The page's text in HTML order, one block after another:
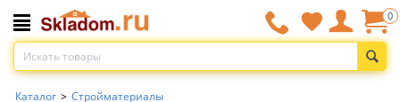
0
Каталог > Стройматериалы